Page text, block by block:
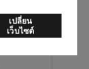
เปลี่ยน
เว็บไซต์